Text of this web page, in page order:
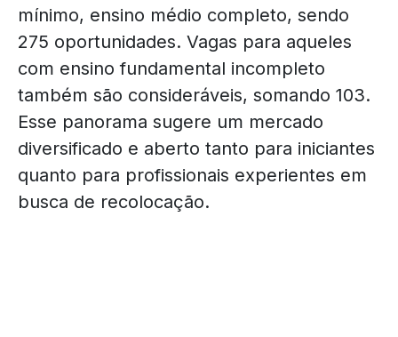
mínimo, ensino médio completo, sendo
275 oportunidades. Vagas para aqueles
com ensino fundamental incompleto
também são consideráveis, somando 103.
Esse panorama sugere um mercado
diversificado e aberto tanto para iniciantes
quanto para profissionais experientes em
busca de recolocação.